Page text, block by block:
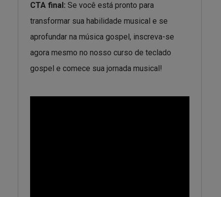
CTA final: Se você está pronto para
transformar sua habilidade musical e se
aprofundar na música gospel, inscreva-se
agora mesmo no nosso curso de teclado
gospel e comece sua jornada musical!